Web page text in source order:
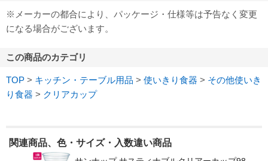
※メーカーの都合により、パッケージ・仕様等は予告なく変更
になる場合がございます。
この商品のカテゴリ
TOP > キッチン・テーブル用品 > 使いきり食器 > その他使いき
り食器 > クリアカップ
関連商品、色・サイズ・入数違い商品